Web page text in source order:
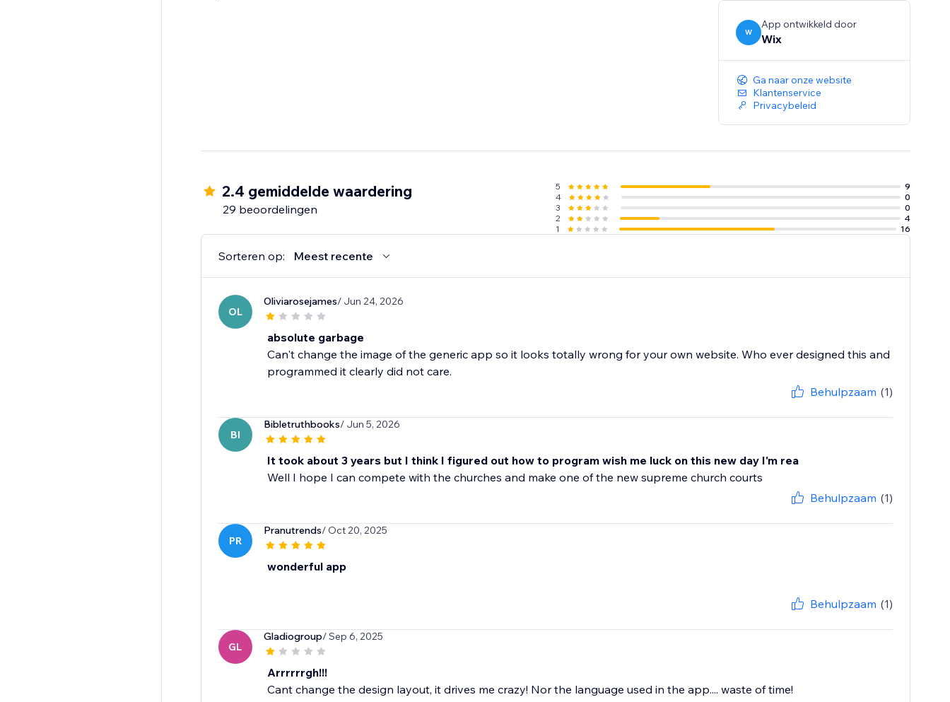
W
App ontwikkeld door
Wix
Ga naar onze website
Klantenservice
Privacybeleid
2.4 gemiddelde waardering
29 beoordelingen
5
9
4
0
3
0
2
4
1
16
Sorteren op: Meest recente
OL
Oliviarosejames/ Jun 24, 2026
absolute garbage
Can't change the image of the generic app so it looks totally wrong for your own website. Who ever designed this and
programmed it clearly did not care.
Behulpzaam (1)
BI
Bibletruthbooks/ Jun 5, 2026
It took about 3 years but I think I figured out how to program wish me luck on this new day I'm rea
Well I hope I can compete with the churches and make one of the new supreme church courts
Behulpzaam (1)
PR
Pranutrends/ Oct 20, 2025
wonderful app
Behulpzaam (1)
GL
Gladiogroup/ Sep 6, 2025
Arrrrrrgh!!!
Cant change the design layout, it drives me crazy! Nor the language used in the app.... waste of time!